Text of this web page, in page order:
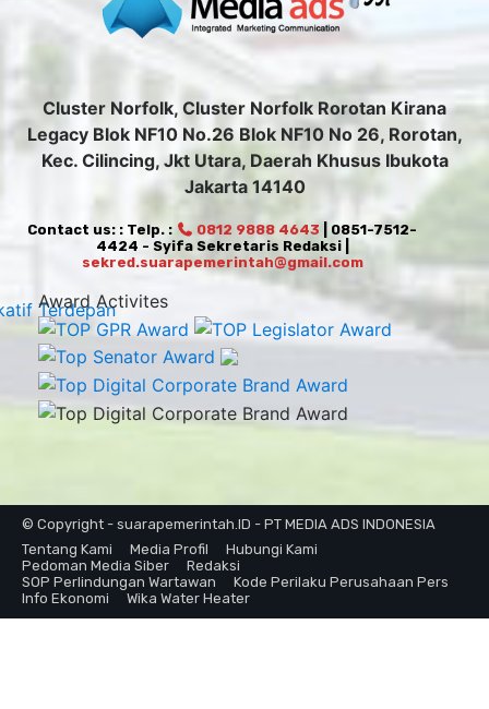
Cluster Norfolk, Cluster Norfolk Rorotan Kirana
Legacy Blok NF10 No.26 Blok NF10 No 26, Rorotan,
Kec. Cilincing, Jkt Utara, Daerah Khusus Ibukota
Jakarta 14140
Contact us: : Telp. : 0812 9888 4643 | 0851-7512-
4424 - Syifa Sekretaris Redaksi |
sekred.suarapemerintah@gmail.com
Award Activites
© Copyright - suarapemerintah.ID - PT MEDIA ADS INDONESIA
Tentang Kami
Media Profil
Hubungi Kami
Pedoman Media Siber
Redaksi
SOP Perlindungan Wartawan
Kode Perilaku Perusahaan Pers
Info Ekonomi
Wika Water Heater